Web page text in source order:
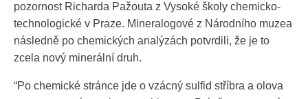
pozornost Richarda Pažouta z Vysoké školy chemicko-
technologické v Praze. Mineralogové z Národního muzea
následně po chemických analýzách potvrdili, že je to
zcela nový minerální druh.
“Po chemické stránce jde o vzácný sulfid stříbra a olova